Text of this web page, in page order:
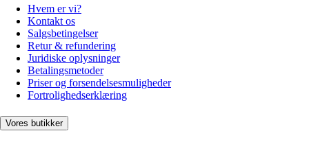
Hvem er vi?
Kontakt os
Salgsbetingelser
Retur & refundering
Juridiske oplysninger
Betalingsmetoder
Priser og forsendelsesmuligheder
Fortrolighedserklæring
Vores butikker